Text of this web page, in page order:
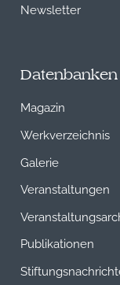
Newsletter
Datenbanken
Magazin
Werkverzeichnis
Galerie
Veranstaltungen
Publikationen